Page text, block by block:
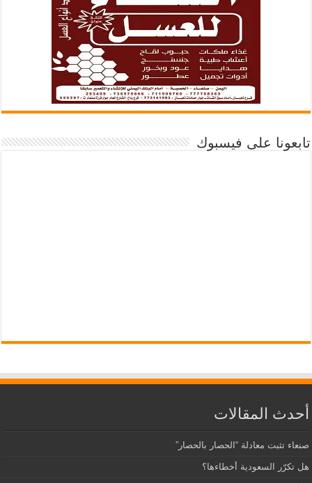
تابعونا على فيسبوك
أحدث المقالات
صنعاء تثبت معادلة “الحصار بالحصار”
هل تكرّر السعودية أخطاءها؟